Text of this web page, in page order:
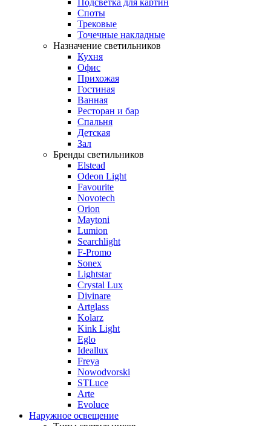
Подсветка для картин
Споты
Трековые
Точечные накладные
Назначение светильников
Кухня
Офис
Прихожая
Гостиная
Ванная
Ресторан и бар
Спальня
Детская
Зал
Бренды светильников
Elstead
Odeon Light
Favourite
Novotech
Orion
Maytoni
Lumion
Searchlight
F-Promo
Sonex
Lightstar
Crystal Lux
Divinare
Artglass
Kolarz
Kink Light
Eglo
Ideallux
Freya
Nowodvorski
STLuce
Arte
Evoluce
Наружное освещение